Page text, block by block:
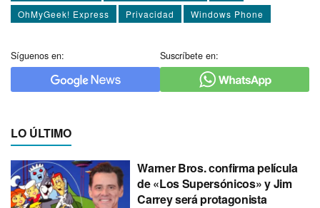
OhMyGeek! Express
Privacidad Windows Phone
Síguenos en: Suscríbete en:
LO ÚLTIMO
Warner Bros. confirma película
de «Los Supersónicos» y Jim
Carrey será protagonista